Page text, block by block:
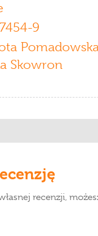
9
Skowron
recenzji,